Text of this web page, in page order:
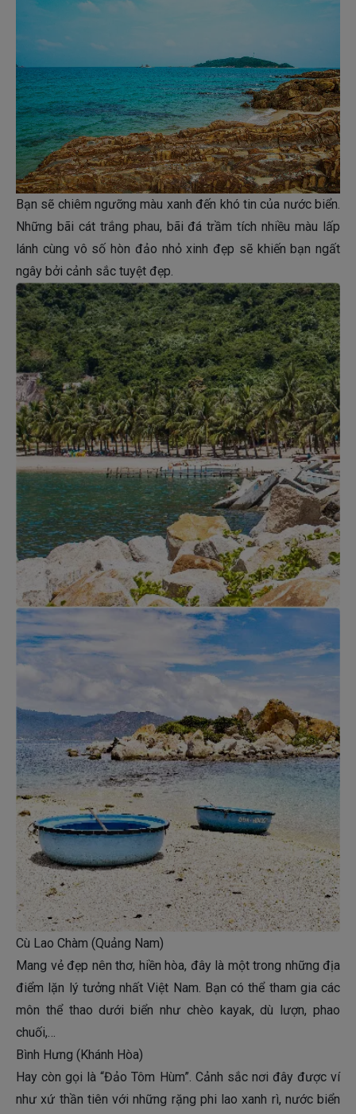
Bạn sẽ chiêm ngưỡng màu xanh đến khó tin của nước biển.
Những bãi cát trắng phau, bãi đá trầm tích nhiều màu lấp
lánh cùng vô số hòn đảo nhỏ xinh đẹp sẽ khiến bạn ngất
ngây bởi cảnh sắc tuyệt đẹp.
Cù Lao Chàm (Quảng Nam)
Mang vẻ đẹp nên thơ, hiền hòa, đây là một trong những địa
điểm lặn lý tưởng nhất Việt Nam. Bạn có thể tham gia các
môn thể thao dưới biển như chèo kayak, dù lượn, phao
chuối,…
Bình Hưng (Khánh Hòa)
Hay còn gọi là “Đảo Tôm Hùm”. Cảnh sắc nơi đây được ví
như xứ thần tiên với những rặng phi lao xanh rì, nước biển